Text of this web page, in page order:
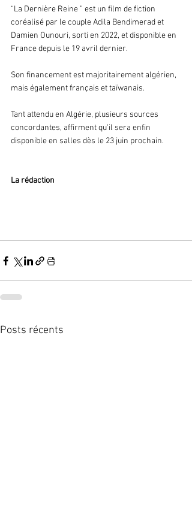
“La Dernière Reine ” est un film de fiction
coréalisé par le couple Adila Bendimerad et
Damien Ounouri, sorti en 2022, et disponible en
France depuis le 19 avril dernier.
Son financement est majoritairement algérien,
mais également français et taïwanais.
Tant attendu en Algérie, plusieurs sources
concordantes, affirment qu'il sera enfin
disponible en salles dès le 23 juin prochain.
La rédaction
Posts récents